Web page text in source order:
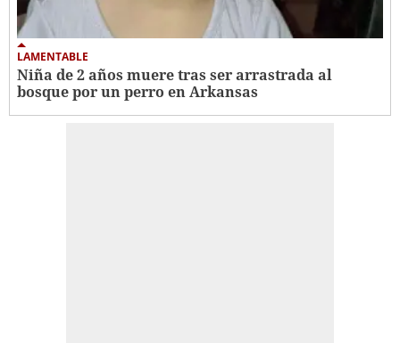
LAMENTABLE
Niña de 2 años muere tras ser arrastrada al
bosque por un perro en Arkansas